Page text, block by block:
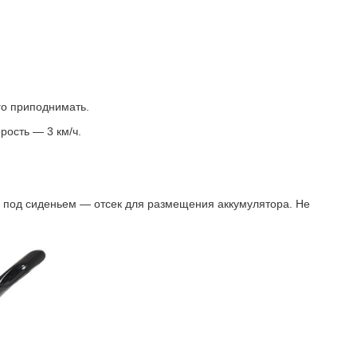
приподнимать.
— 3 км/ч.
под сиденьем — отсек для размещения аккумулятора. Не